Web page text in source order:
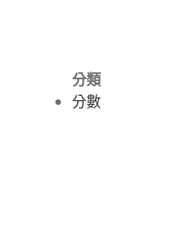
分類
分數